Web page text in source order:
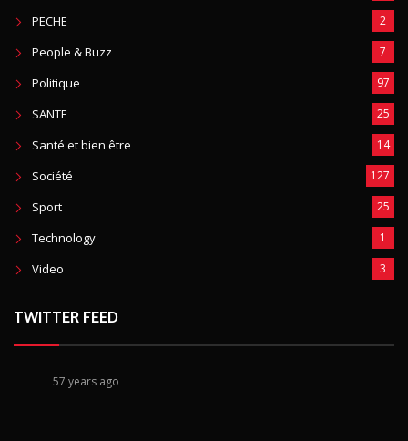
PECHE 2
People & Buzz 7
Politique 97
SANTE 25
Santé et bien être 14
Société 127
Sport 25
Technology 1
Video 3
TWITTER FEED
57 years ago